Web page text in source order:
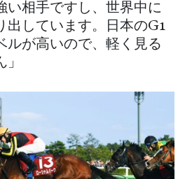
い相手ですし、世界中に
出しています。日本のG1
ルが高いので、軽く見る